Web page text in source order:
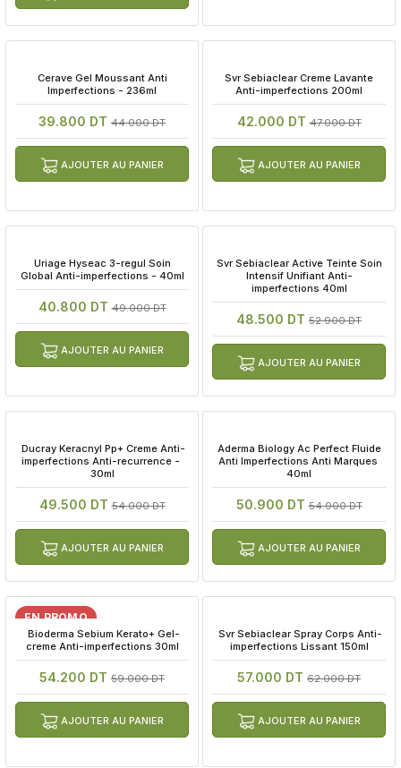
Cerave Gel Moussant Anti
Imperfections - 236ml
39.800 DT 44.000 DT
AJOUTER AU PANIER
Svr Sebiaclear Creme Lavante
Anti-imperfections 200ml
42.000 DT47.000 DT
AJOUTER AU PANIER
Uriage Hyseac 3-regul Soin
Global Anti-imperfections - 40ml
40.800 DT49.000 DT
AJOUTER AU PANIER
Svr Sebiaclear Active Teinte Soin
Intensif Unifiant Anti-
imperfections 40ml
48.500 DT 52.900 DT
AJOUTER AU PANIER
Ducray Keracnyl Pp+ Creme Anti-
imperfections Anti-recurrence -
30ml
49.500 DT54.000 DT
AJOUTER AU PANIER
Aderma Biology Ac Perfect Fluide
Anti Imperfections Anti Marques
40ml
50.900 DT54.900 DT
AJOUTER AU PANIER
EN PROMO
Bioderma Sebium Kerato+ Gel-
creme Anti-imperfections 30ml
54.200 DT 59.000 DT
AJOUTER AU PANIER
Svr Sebiaclear Spray Corps Anti-
imperfections Lissant 150ml
57.000 DT 62.000 DT
AJOUTER AU PANIER